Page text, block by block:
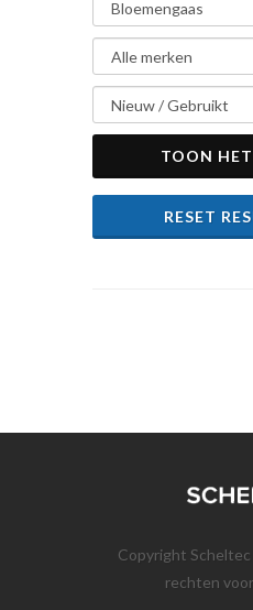
TOON
RESET
Copyright
rechten